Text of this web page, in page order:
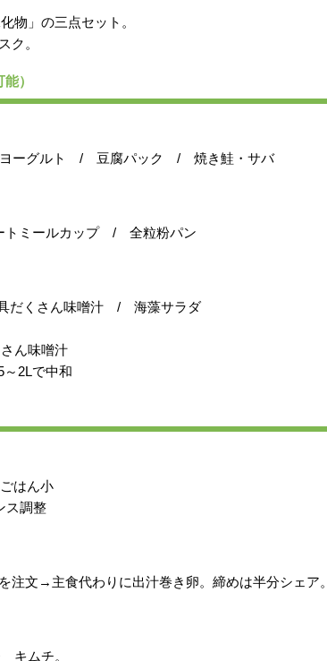
物」の三点セット。
ク。
）
ーグルト / 豆腐パック / 焼き鮭・サバ
ミールカップ / 全粒粉パン
くさん味噌汁 / 海藻サラダ
ん味噌汁
2Lで中和
はん小
ス調整
注文→主食代わりに出汁巻き卵。締めは半分シェア。
ムチ。